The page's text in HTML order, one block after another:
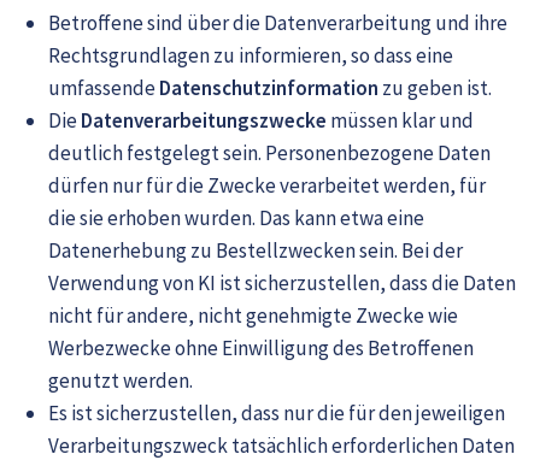
Betroffene sind über die Datenverarbeitung und ihre
Rechtsgrundlagen zu informieren, so dass eine
umfassendeDatenschutzinformation zu geben ist.
DieDatenverarbeitungszwecke müssen klar und
deutlich festgelegt sein. Personenbezogene Daten
dürfen nur für die Zwecke verarbeitet werden, für
die sie erhoben wurden. Das kann etwa eine
Datenerhebung zu Bestellzwecken sein. Bei der
Verwendung von KI ist sicherzustellen, dass die Daten
nicht für andere, nicht genehmigte Zwecke wie
Werbezwecke ohne Einwilligung des Betroffenen
genutzt werden.
Es ist sicherzustellen, dass nur die für den jeweiligen
Verarbeitungszweck tatsächlich erforderlichen Daten